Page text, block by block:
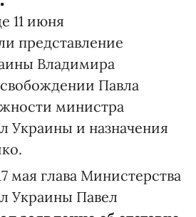
11 июня
представление
Владимира
Павла
министра
Украины и назначения
мая глава Министерства
Украины Павел